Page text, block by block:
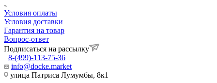
Условия оплаты
Условия доставки
Гарантия на товар
Вопрос-ответ
Подписаться на рассылку
8-(499)-113-75-36
info@docke.market
улица Патриса Лумумбы, 8к1